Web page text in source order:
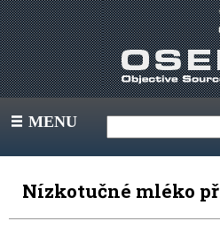
III MENU
Nízkotučné mléko